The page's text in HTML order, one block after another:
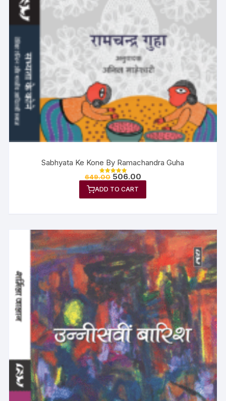
Sabhyata Ke Kone By Ramachandra Guha
Rated
out of 5
649.00 506.00
ADD TO CART